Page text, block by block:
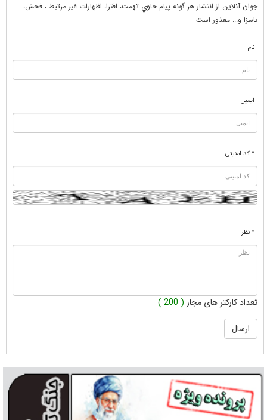
جوان آنلاين از انتشار هر گونه پيام حاوي تهمت، افترا، اظهارات غير مرتبط ، فحش،
ناسزا و... معذور است
نام
ایمیل
* کد امنیتی
* نظر
تعداد کارکتر های مجاز ( 200 )